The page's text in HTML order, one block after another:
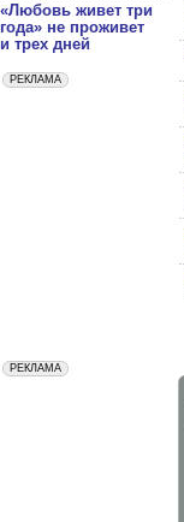
«Любовь живет три
года» не проживет
и трех дней